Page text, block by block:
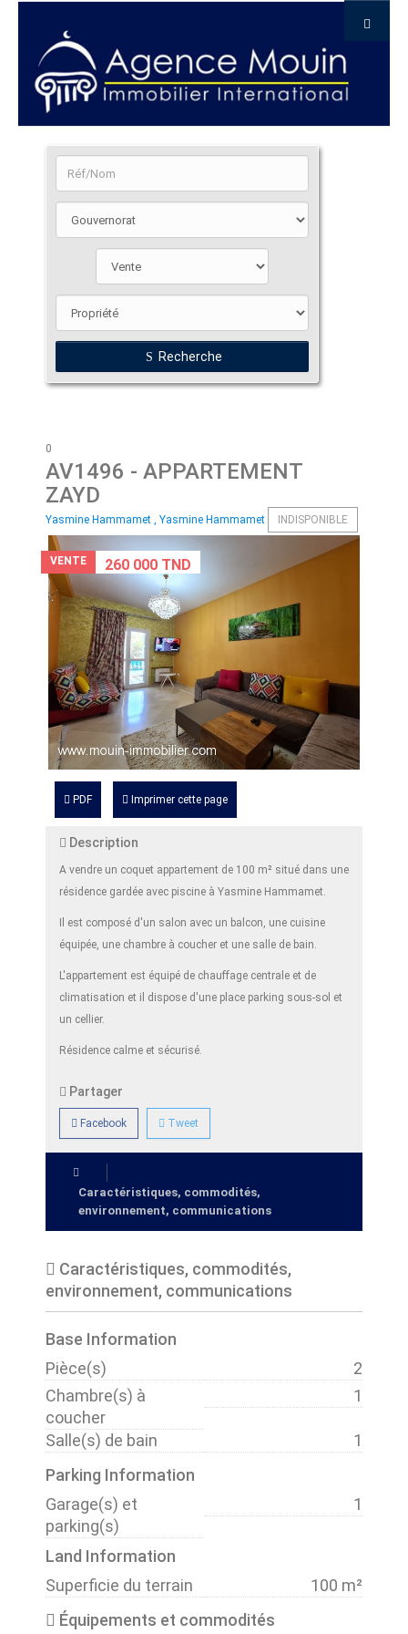
Recherche
0
AV1496 - APPARTEMENT
ZAYD
Yasmine Hammamet , Yasmine Hammamet INDISPONIBLE
VENTE 260 000 TND
PDF Imprimer cette page
Description
A vendre un coquet appartement de 100 m² situé dans une
résidence gardée avec piscine à Yasmine Hammamet.
Il est composé d'un salon avec un balcon, une cuisine
équipée, une chambre à coucher et une salle de bain.
L'appartement est équipé de chauffage centrale et de
climatisation et il dispose d'une place parking sous-sol et
un cellier.
Résidence calme et sécurisé.
Partager
Facebook Tweet
Caractéristiques, commodités,
environnement, communications
Caractéristiques, commodités,
environnement, communications
Base Information
Pièce(s)
2
Chambre(s) à
coucher
1
Salle(s) de bain
1
Parking Information
Garage(s) et
parking(s)
1
Land Information
Superficie du terrain
100 m²
Équipements et commodités